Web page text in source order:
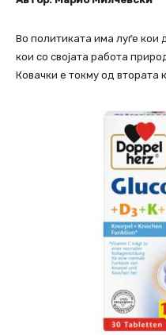
Во политиката има луѓе кои
кои со својата работа
Ковачки е токму од втората